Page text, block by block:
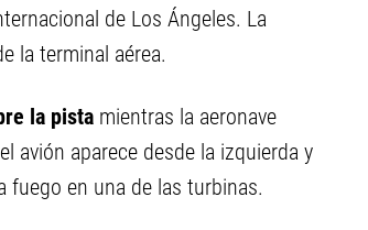
de Los Ángeles. La
la terminal aérea.
la pista mientras la aeronave
avión aparece desde la izquierda y
fuego en una de las turbinas.